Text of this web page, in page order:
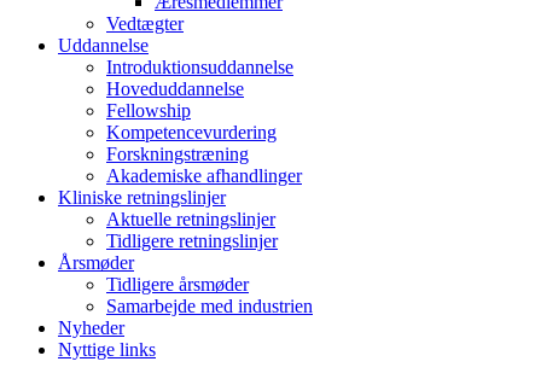
Vedtægter
Uddannelse
Introduktionsuddannelse
Hoveduddannelse
Fellowship
Kompetencevurdering
Forskningstræning
Akademiske afhandlinger
Kliniske retningslinjer
Aktuelle retningslinjer
Tidligere retningslinjer
Årsmøder
Tidligere årsmøder
Samarbejde med industrien
Nyheder
Nyttige links